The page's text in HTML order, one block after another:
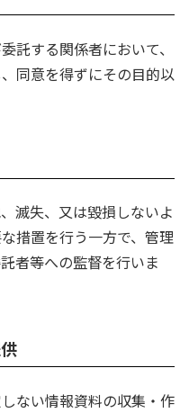
託する関係者において、
同意を得ずにその目的以
滅失、又は毀損しないよ
措置を行う一方で、管理
者等への監督を行いま
ない情報資料の収集・作